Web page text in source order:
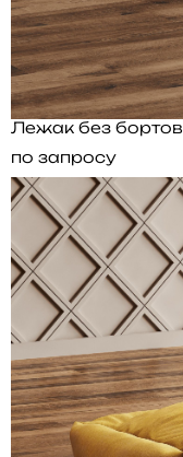
Лежак без бортов
по запросу